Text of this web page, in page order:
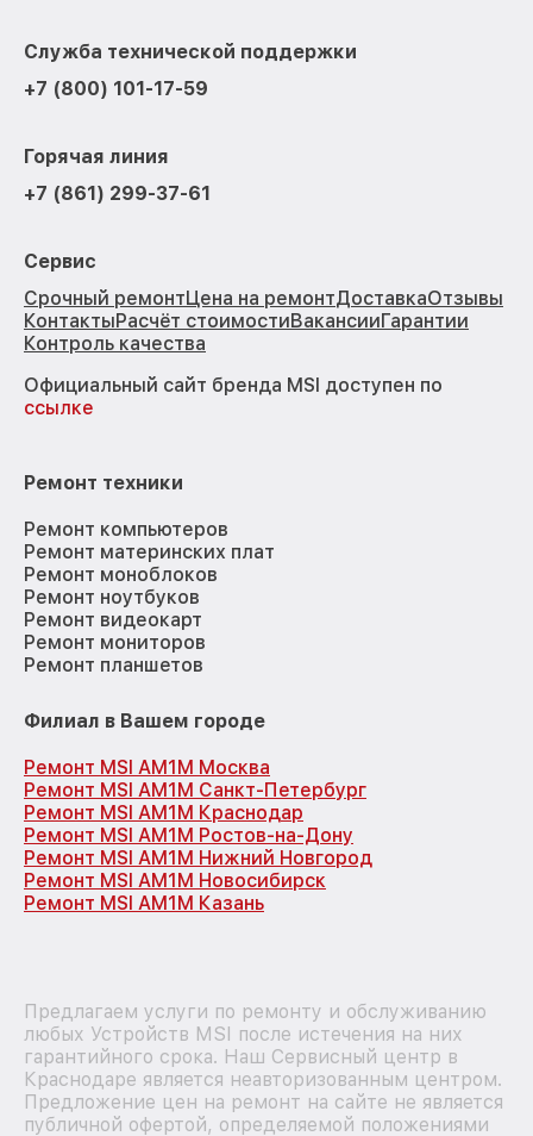
Служба технической поддержки
+7 (800) 101-17-59
Горячая линия
+7 (861) 299-37-61
Сервис
Срочный ремонтЦена на ремонтДоставкаОтзывы
КонтактыРасчёт стоимостиВакансииГарантии
Контроль качества
Официальный сайт бренда MSI доступен по
ссылке
Ремонт техники
Ремонт компьютеров
Ремонт материнских плат
Ремонт моноблоков
Ремонт ноутбуков
Ремонт видеокарт
Ремонт мониторов
Ремонт планшетов
Филиал в Вашем городе
Ремонт MSI AM1M Москва
Ремонт MSI AM1M Санкт-Петербург
Ремонт MSI AM1M Краснодар
Ремонт MSI AM1M Ростов-на-Дону
Ремонт MSI AM1M Нижний Новгород
Ремонт MSI AM1M Новосибирск
Ремонт MSI AM1M Казань
Предлагаем услуги по ремонту и обслуживанию
любых Устройств MSI после истечения на них
гарантийного срока. Наш Сервисный центр в
Краснодаре является неавторизованным центром.
Предложение цен на ремонт на сайте не является
публичной офертой, определяемой положениями